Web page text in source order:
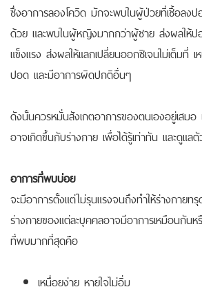
ซึ่งอาการลองโควิด มักจะพบในผู้ป่วยที่เชื้อลงป
ด้วย และพบในผู้หญิงมากกว่าผู้ชาย ส่งผลให้
แข็งแรง ส่งผลให้แลกเปลี่ยนออกซิเจนไม่เต็มที่ เ
ปอด และมีอาการผิดปกติอื่นๆ
ดังนั้นควรหมั่นสังเกตอาการของตนเองอยู่เสมอ
อาจเกิดขึ้นกับร่างกาย เพื่อได้รู้เท่าทัน และดูแล
อาการที่พบบ่อย
จะมีอาการตั้งแต่ไม่รุนแรงจนถึงทำให้ร่างกายท
ร่างกายของแต่ละบุคคลอาจมีอาการเหมือนกัน
ที่พบมากที่สุดคือ
เหนื่อยง่าย หายใจไม่อิ่ม